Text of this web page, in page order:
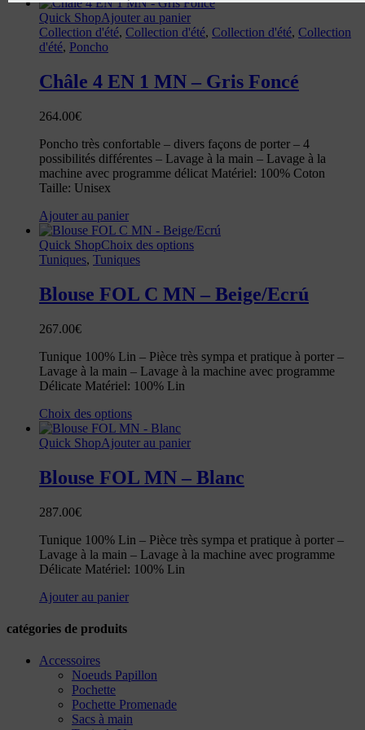
Quick ShopAjouter au panier
Collection d'été, Collection d'été, Collection d'été, Collection
d'été, Poncho
Châle 4 EN 1 MN – Gris Foncé
264.00€
Poncho très confortable – divers façons de porter – 4
possibilités différentes – Lavage à la main – Lavage à la
machine avec programme délicat Matériel: 100% Coton
Taille: Unisex
Ajouter au panier
Quick ShopChoix des options
Tuniques, Tuniques
Blouse FOL C MN – Beige/Ecrú
267.00€
Tunique 100% Lin – Pièce très sympa et pratique à porter –
Lavage à la main – Lavage à la machine avec programme
Délicate Matériel: 100% Lin
Choix des options
Quick ShopAjouter au panier
Blouse FOL MN – Blanc
287.00€
Tunique 100% Lin – Pièce très sympa et pratique à porter –
Lavage à la main – Lavage à la machine avec programme
Délicate Matériel: 100% Lin
Ajouter au panier
catégories de produits
Accessoires
Noeuds Papillon
Pochette
Pochette Promenade
Sacs à main